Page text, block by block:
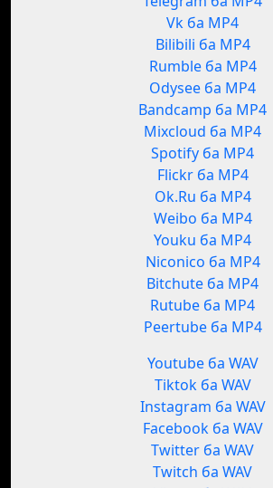
Vk ба MP4
Bilibili ба MP4
Rumble ба MP4
Odysee ба MP4
Bandcamp ба MP4
Mixcloud ба MP4
Spotify ба MP4
Flickr ба MP4
Ok.Ru ба MP4
Weibo ба MP4
Youku ба MP4
Niconico ба MP4
Bitchute ба MP4
Rutube ба MP4
Peertube ба MP4
Youtube ба WAV
Tiktok ба WAV
Instagram ба WAV
Facebook ба WAV
Twitter ба WAV
Twitch ба WAV